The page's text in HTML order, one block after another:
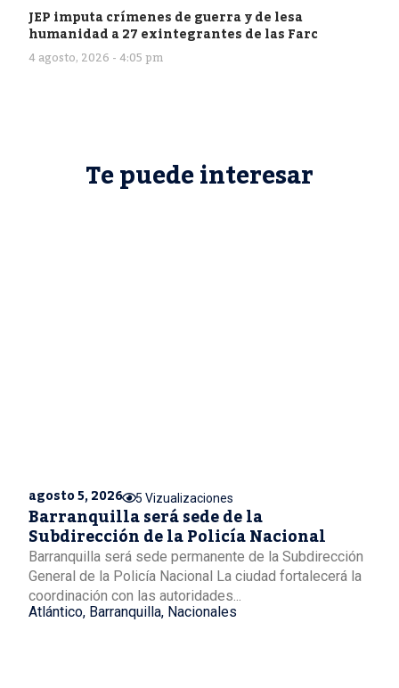
JEP imputa crímenes de guerra y de lesa
humanidad a 27 exintegrantes de las Farc
4 agosto, 2026 - 4:05 pm
Te puede interesar
agosto 5, 2026 5 Vizualizaciones
Barranquilla será sede de la
Subdirección de la Policía Nacional
Barranquilla será sede permanente de la Subdirección
General de la Policía Nacional La ciudad fortalecerá la
coordinación con las autoridades...
Atlántico, Barranquilla, Nacionales